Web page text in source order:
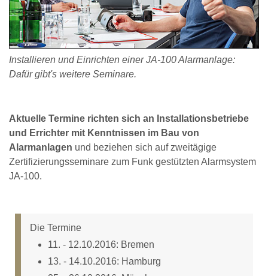
Installieren und Einrichten einer JA-100 Alarmanlage:
Dafür gibt's weitere Seminare.
Aktuelle Termine richten sich an Installationsbetriebe
und Errichter mit Kenntnissen im Bau von
Alarmanlagen und beziehen sich auf zweitägige
Zertifizierungsseminare zum Funk gestützten Alarmsystem
JA-100.
Die Termine
11. - 12.10.2016: Bremen
13. - 14.10.2016: Hamburg